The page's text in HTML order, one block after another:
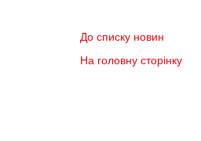
До списку новин
На головну сторінку